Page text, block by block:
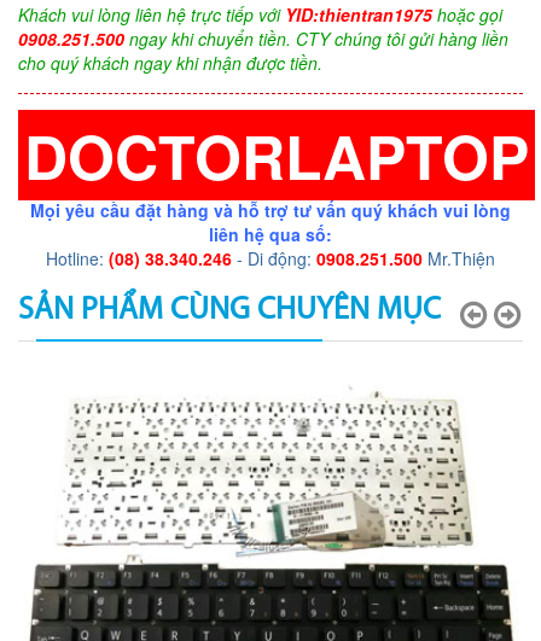
Khách vui lòng liên hệ trực tiếp với YID:thientran1975hoặc gọi
0908.251.500 ngay khi chuyển tiền. CTY chúng tôi gửi hàng liền
cho quý khách ngay khi nhận được tiền.
DOCTORLAPTOP
Mọi yêu cầu đặt hàng và hỗ trợ tư vấn quý khách vui lòng
liên hệ qua số:
Hotline: (08) 38.340.246 - Di động: 0908.251.500 Mr.Thiện
SẢN PHẨM CÙNG CHUYÊN MỤC